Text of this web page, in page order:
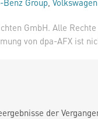
Benz Group,
GmbH. Alle
von dpa-AFX ist
der